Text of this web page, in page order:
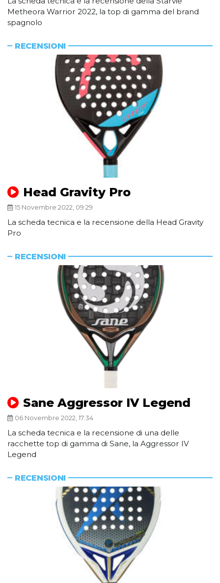
Metheora Warrior 2022, la top di gamma del brand
spagnolo
RECENSIONI
Head Gravity Pro
15 Novembre 2022, 09:29
La scheda tecnica e la recensione della Head Gravity
Pro
RECENSIONI
Sane Aggressor IV Legend
06 Novembre 2022, 17:34
La scheda tecnica e la recensione di una delle
racchette top di gamma di Sane, la Aggressor IV
Legend
RECENSIONI